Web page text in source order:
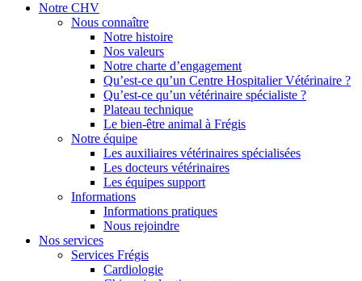
Notre CHV
Nous connaître
Notre histoire
Nos valeurs
Notre charte d’engagement
Qu’est-ce qu’un Centre Hospitalier Vétérinaire ?
Qu’est-ce qu’un vétérinaire spécialiste ?
Plateau technique
Le bien-être animal à Frégis
Notre équipe
Les auxiliaires vétérinaires spécialisées
Les docteurs vétérinaires
Les équipes support
Informations
Informations pratiques
Nous rejoindre
Nos services
Services Frégis
Cardiologie